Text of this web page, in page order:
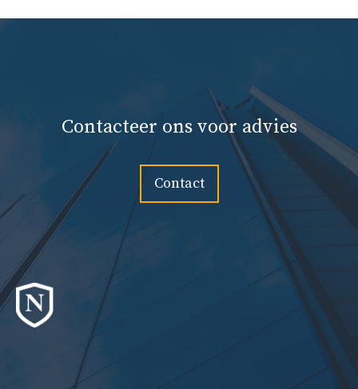
Contacteer ons voor advies
Contact